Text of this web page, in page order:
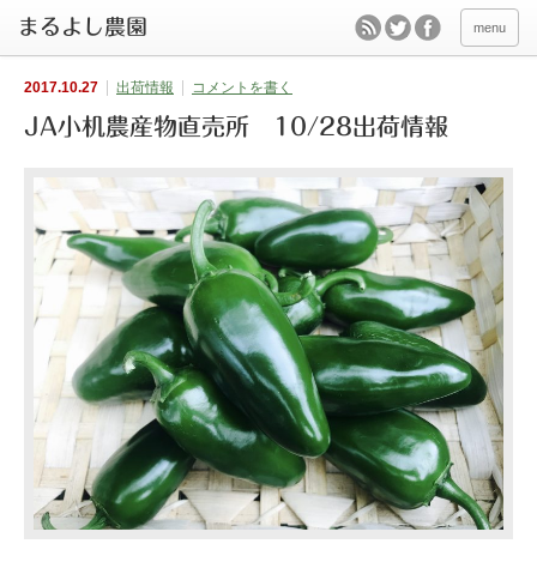
menu
2017.10.27 出荷情報 コメントを書く
JA小机農産物直売所 10/28出荷情報